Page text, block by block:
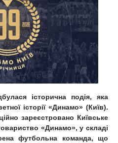
історична подія, яка
історії «Динамо» (Київ).
зареєстровано Київське
«Динамо», у складі
футбольна команда, що